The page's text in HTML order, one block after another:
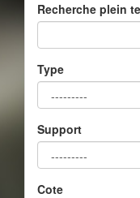
Recherche plein
Type
Support
Cote